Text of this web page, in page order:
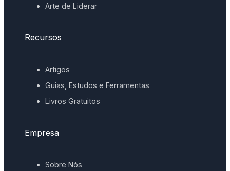
Arte de Liderar
Recursos
Artigos
Guias, Estudos e Ferramentas
Livros Gratuitos
Empresa
Sobre Nós